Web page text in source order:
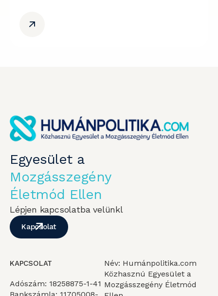
Egyesület a
Mozgásszegény
Életmód Ellen
Lépjen kapcsolatba velünkl
Kapcsolat
KAPCSOLAT
Adószám: 18258875-1-41
Név: Humánpolitika.com
Közhasznú Egyesület a
Mozgásszegény Életmód